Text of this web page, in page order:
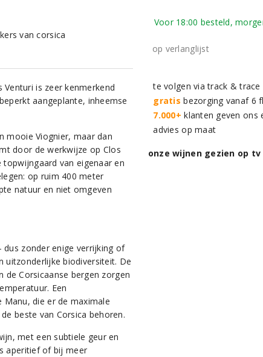
van corsica
is zeer kenmerkend
aangeplante, inheemse
mooie Viognier, maar dan
door de werkwijze op Clos
van eigenaar en
op ruim 400 meter
natuur en niet omgeven
zonder enige verrijking of
uitzonderlijke biodiversiteit. De
Corsicaanse bergen zorgen
Een
die er de maximale
beste van Corsica behoren.
met een subtiele geur en
aperitief of bij meer
Voor 18:00 besteld,
op verlanglijst
te volgen via track & trace
gratis bezorging vanaf 6
7.000+ klanten geven ons
advies op maat
onze wijnen gezien op tv